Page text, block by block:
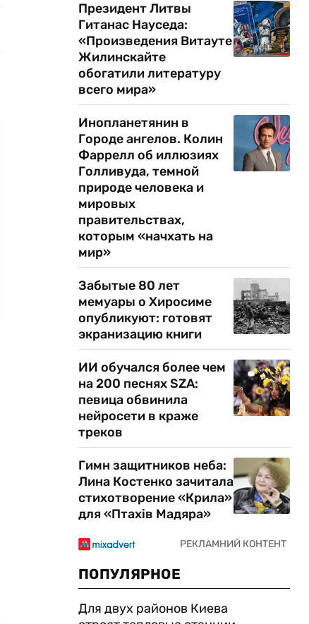
Президент Литвы
Гитанас Науседа:
«Произведения Витауте
Жилинскайте
обогатили литературу
всего мира»
Инопланетянин в
Городе ангелов. Колин
Фаррелл об иллюзиях
Голливуда, темной
природе человека и
мировых
правительствах,
которым «начхать на
мир»
Забытые 80 лет
мемуары о Хиросиме
опубликуют: готовят
экранизацию книги
ИИ обучался более чем
на 200 песнях SZA:
певица обвинила
нейросети в краже
треков
Гимн защитников неба:
Лина Костенко зачитала
стихотворение «Крила»
для «Птахів Мадяра»
ПОПУЛЯРНОЕ
Для двух районов Киева